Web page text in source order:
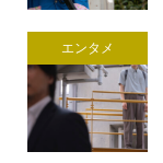
エンタメ